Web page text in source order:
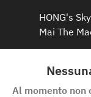
HONG's
Mai The
Al momento non